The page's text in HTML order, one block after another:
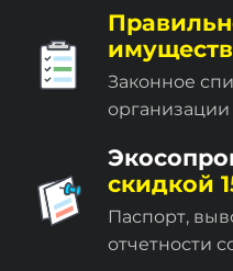
Законное
организации
скидкой
Паспорт,
отчетности